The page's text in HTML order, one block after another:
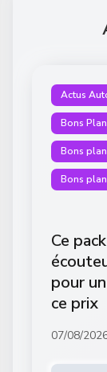
Actus
Bons
Bons
Bons
Ce
pour
ce prix
07/08/